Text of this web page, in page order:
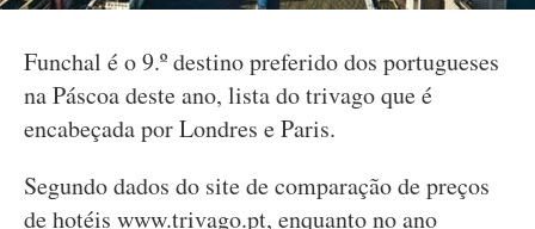
Funchal é o 9.º destino preferido dos portugueses
na Páscoa deste ano, lista do trivago que é
encabeçada por Londres e Paris.
Segundo dados do site de comparação de preços
de hotéis www.trivago.pt, enquanto no ano